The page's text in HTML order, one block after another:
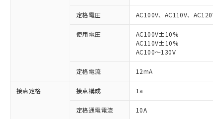
定格電圧 AC100V、AC110V、AC120V
使用電圧
AC100V±10%
AC110V±10%
AC100～130V
定格電流 12mA
接点定格 接点構成 1a
定格通電電流 10A
ご利用条件
対応済み：EU RoHS指令（10物質）の
非含有に対応した製品が提供可能な商品で
す。
対応予定：EU RoHS指令（10物質）の非含
有に対応した製品に切り替える予定のある